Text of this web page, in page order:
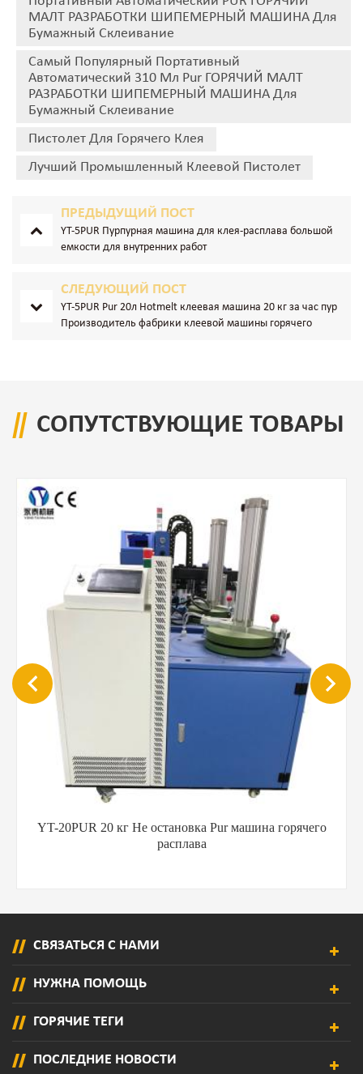
МАЛТ РАЗРАБОТКИ ШИПЕМЕРНЫЙ МАШИНА Для
Бумажный Склеивание
Самый Популярный Портативный
Автоматический 310 Мл Pur ГОРЯЧИЙ МАЛТ
РАЗРАБОТКИ ШИПЕМЕРНЫЙ МАШИНА Для
Бумажный Склеивание
Пистолет Для Горячего Клея
Лучший Промышленный Клеевой Пистолет
ПРЕДЫДУЩИЙ ПОСТ
YT-5PUR Пурпурная машина для клея-расплава большой
емкости для внутренних работ
СЛЕДУЮЩИЙ ПОСТ
YT-5PUR Pur 20л Hotmelt клеевая машина 20 кг за час пур
Производитель фабрики клеевой машины горячего
СОПУТСТВУЮЩИЕ ТОВАРЫ
YT-2PUR Барабан Pur расплавитель ультра-большие
Танк Емкость / Клей машина
СВЯЗАТЬСЯ С НАМИ
НУЖНА ПОМОЩЬ
ГОРЯЧИЕ ТЕГИ
ПОСЛЕДНИЕ НОВОСТИ